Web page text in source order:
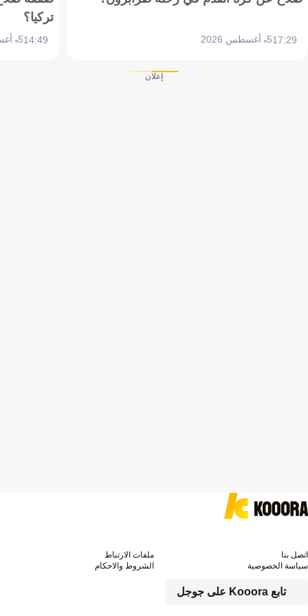
17:295 أغسطس 2026
تركيا؟
14:495 أغسطس 2026
إعلان
تابع Kooora على جوجل
اتصل بنا
ملفات الارتباط
سياسة الخصوصية
الشروط والاحكام